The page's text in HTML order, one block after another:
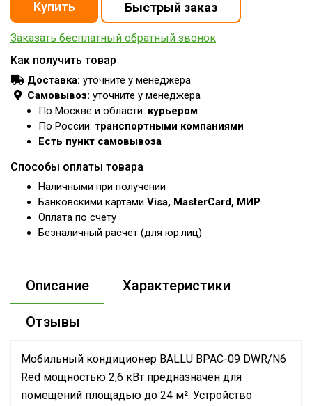
Заказать бесплатный обратный звонок
Как получить товар
Доставка: уточните у менеджера
Самовывоз: уточните у менеджера
По Москве и области: курьером
По России: транспортными компаниями
Есть пункт самовывоза
Способы оплаты товара
Наличными при получении
Банковскими картами Visa, MasterCard, МИР
Оплата по счету
Безналичный расчет (для юр.лиц)
Описание Характеристики
Отзывы
Мобильный кондиционер BALLU BPAC-09 DWR/N6
Red мощностью 2,6 кВт предназначен для
помещений площадью до 24 м². Устройство